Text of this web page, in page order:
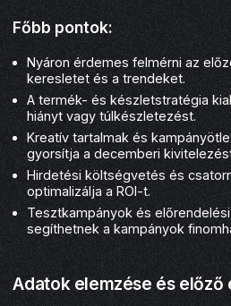
Főbb pontok:
Nyáron érdemes felmérni az
keresletet és a trendeket.
A termék- és készletstratégia
hiányt vagy túlkészletezést.
Kreatív tartalmak és
gyorsítja a decemberi
Hirdetési költségvetés és
optimalizálja a ROI-t.
Tesztkampányok és
segíthetnek a kampányok
Adatok elemzése és előző